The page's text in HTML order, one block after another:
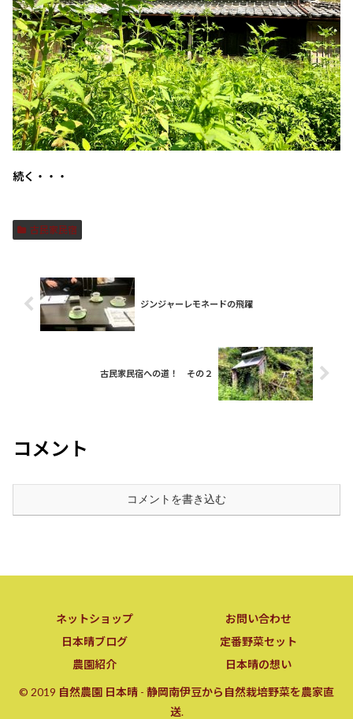
続く・・・
古民家民宿
ジンジャーレモネードの飛躍
古民家民宿への道！ その２
コメント
コメントを書き込む
ネットショップ
お問い合わせ
日本晴ブログ
定番野菜セット
農園紹介
日本晴の想い
© 2019 自然農園 日本晴 - 静岡南伊豆から自然栽培野菜を農家直
送.